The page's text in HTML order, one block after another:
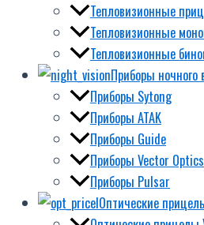
Тепловизионные
Тепловизионные
Тепловизионные
Приборы ночного
Приборы Sytong
Приборы ATAK
Приборы Guide
Приборы Vector Optics
Приборы Pulsar
Оптические